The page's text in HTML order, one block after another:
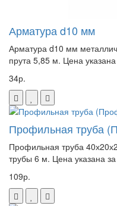
Арматура d10 мм
Арматура d10 мм
прута 5,85 м. Цена
34р.
Профильная труба
Профильная труба
трубы 6 м. Цена указана
109р.